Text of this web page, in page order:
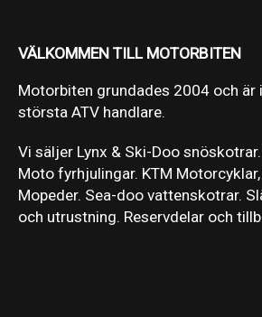
VÄLKOMMEN TILL MOTORBITEN
Motorbiten grundades 2004 och är
största ATV handlare.
Vi säljer Lynx & Ski-Doo
Moto fyrhjulingar. KTM
Mopeder. Sea-doo vattenskotrar.
och utrustning. Reservdelar och